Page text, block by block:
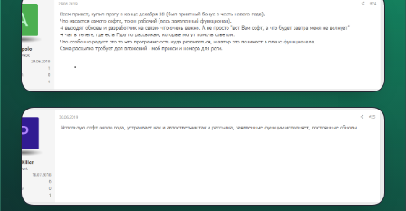
Форумы Открыть